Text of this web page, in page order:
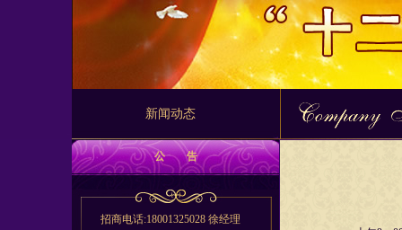
新闻动态
公 告
招商电话:18001325028 徐经理